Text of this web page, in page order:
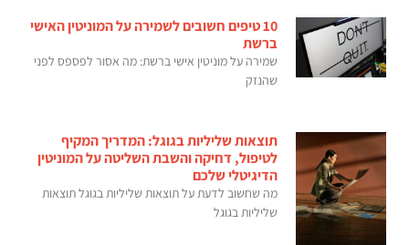
10 טיפים חשובים לשמירה על המוניטין האישי
ברשת
שמירה על מוניטין אישי ברשת: מה אסור לפספס לפני
שהנזק
תוצאות שליליות בגוגל: המדריך המקיף
לטיפול, דחיקה והשבת השליטה על המוניטין
הדיגיטלי שלכם
מה שחשוב לדעת על תוצאות שליליות בגוגל תוצאות
שליליות בגוגל